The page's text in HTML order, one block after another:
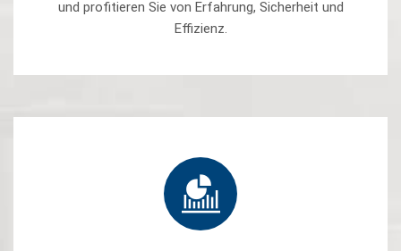
und profitieren Sie von Erfahrung, Sicherheit und
Effizienz.